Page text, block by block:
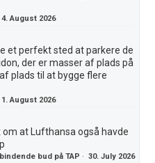
4. August 2026
et perfekt sted at parkere de
der er masser af plads på
plads til at bygge flere
1. August 2026
om at Lufthansa også havde
bud på TAP ·30. July 2026